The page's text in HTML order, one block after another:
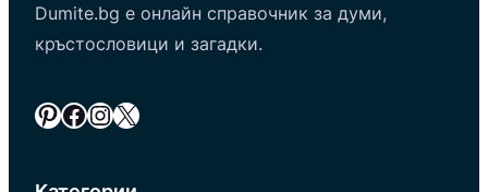
Dumite.bg е онлайн справочник за думи,
кръстословици и загадки.
Pinterest Facebook InstagramX